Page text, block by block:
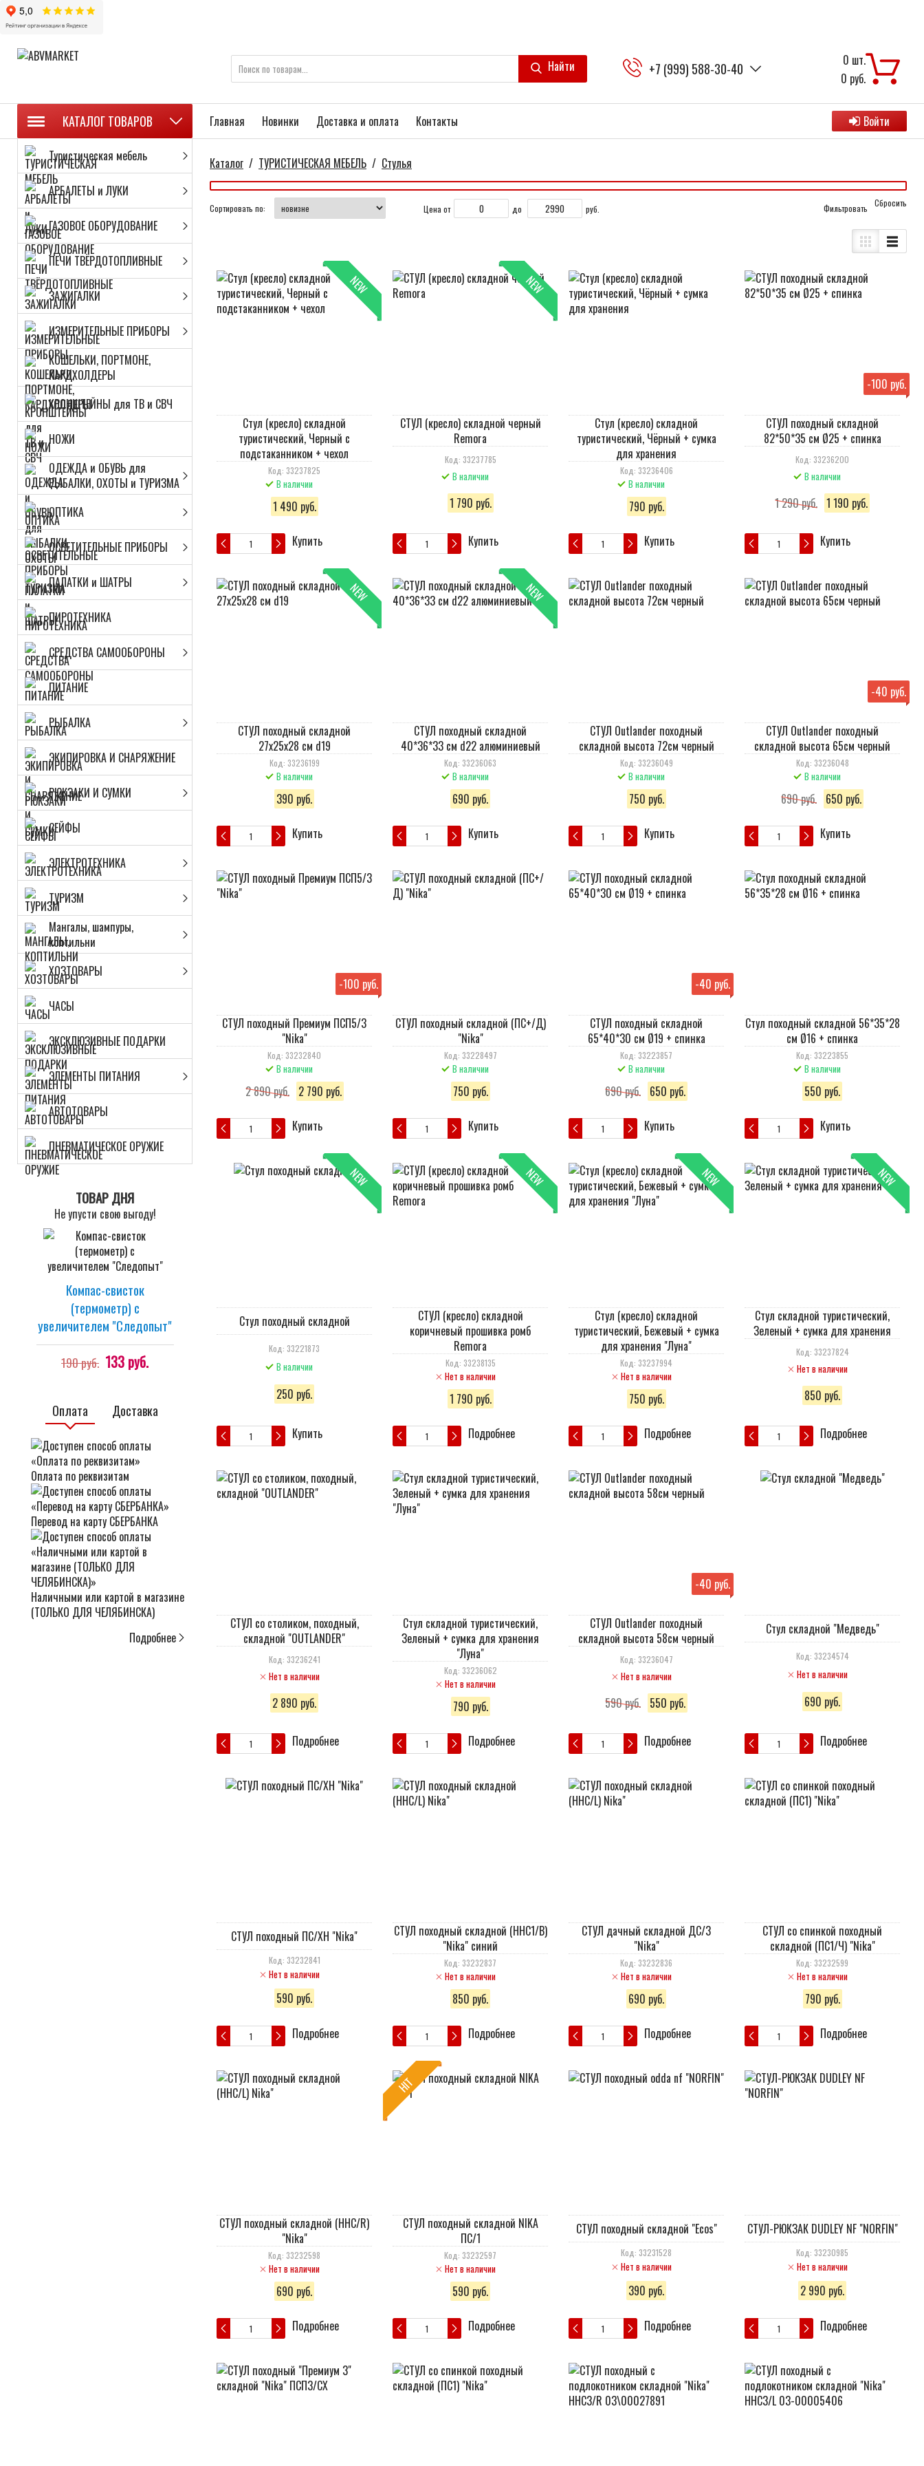
Найти +7 (999) 588-30-40 0 шт.
0 руб.
КАТАЛОГ ТОВАРОВ
Туристическая мебель
АРБАЛЕТЫ и ЛУКИ
ГАЗОВОЕ ОБОРУДОВАНИЕ
ПЕЧИ ТВЁРДОТОПЛИВНЫЕ
ЗАЖИГАЛКИ
ИЗМЕРИТЕЛЬНЫЕ ПРИБОРЫ
КОШЕЛЬКИ, ПОРТМОНЕ,
КАРДХОЛДЕРЫ
КРОНШТЕЙНЫ для ТВ и СВЧ
НОЖИ
ОДЕЖДА и ОБУВЬ для
РЫБАЛКИ, ОХОТЫ и ТУРИЗМА
ОПТИКА
ОСВЕТИТЕЛЬНЫЕ ПРИБОРЫ
ПАЛАТКИ и ШАТРЫ
ПИРОТЕХНИКА
СРЕДСТВА САМООБОРОНЫ
ПИТАНИЕ
РЫБАЛКА
ЭКИПИРОВКА И СНАРЯЖЕНИЕ
РЮКЗАКИ И СУМКИ
СЕЙФЫ
ЭЛЕКТРОТЕХНИКА
ТУРИЗМ
Мангалы, шампуры,
коптильни
ХОЗТОВАРЫ
ЧАСЫ
ЭКСКЛЮЗИВНЫЕ ПОДАРКИ
ЭЛЕМЕНТЫ ПИТАНИЯ
АВТОТОВАРЫ
ПНЕВМАТИЧЕСКОЕ ОРУЖИЕ
ТОВАР ДНЯ
Не упусти свою выгоду!
Компас-свисток
(термометр) с
увеличителем "Cледопыт"
190 руб. 133 руб.
Оплата Доставка
Оплата по реквизитам
Перевод на карту СБЕРБАНКА
Наличными или картой в магазине
(ТОЛЬКО ДЛЯ ЧЕЛЯБИНСКА)
Подробнее
Главная Новинки Доставка и оплата Контакты Войти
Каталог / ТУРИСТИЧЕСКАЯ МЕБЕЛЬ / Стулья
Сортировать по: Цена от до руб. Cбросить
NEW
Стул (кресло) складной
туристический, Черный с
подстаканником + чехол
Код: 33237825
В наличии
1 490 руб.
Купить
NEW
СТУЛ (кресло) складной черный
Remora
Код: 33237785
В наличии
1 790 руб.
Купить
Стул (кресло) складной
туристический, Чёрный + сумка
для хранения
Код: 33236406
В наличии
790 руб.
Купить
-100 руб.
СТУЛ походный складной
82*50*35 см Ø25 + спинка
Код: 33236200
В наличии
1 290 руб. 1 190 руб.
Купить
NEW
СТУЛ походный складной
27х25х28 см d19
Код: 33236199
В наличии
390 руб.
Купить
NEW
СТУЛ походный складной
40*36*33 см d22 алюминиевый
Код: 33236063
В наличии
690 руб.
Купить
СТУЛ Outlander походный
складной высота 72см черный
Код: 33236049
В наличии
750 руб.
Купить
-40 руб.
СТУЛ Outlander походный
складной высота 65см черный
Код: 33236048
В наличии
690 руб. 650 руб.
Купить
-100 руб.
СТУЛ походный Премиум ПСП5/3
"Nika"
Код: 33232840
В наличии
2 890 руб. 2 790 руб.
Купить
СТУЛ походный складной (ПС+/Д)
"Nika"
Код: 33228497
В наличии
750 руб.
Купить
-40 руб.
СТУЛ походный складной
65*40*30 см Ø19 + спинка
Код: 33223857
В наличии
690 руб. 650 руб.
Купить
Стул походный складной 56*35*28
см Ø16 + спинка
Код: 33223855
В наличии
550 руб.
Купить
NEW
Стул походный складной
Код: 33221873
В наличии
250 руб.
Купить
NEW
СТУЛ (кресло) складной
коричневый прошивка ромб
Remora
Код: 33238135
Нет в наличии
1 790 руб.
Подробнее
NEW
Стул (кресло) складной
туристический, Бежевый + сумка
для хранения "Луна"
Код: 33237994
Нет в наличии
750 руб.
Подробнее
NEW
Стул складной туристический,
Зеленый + сумка для хранения
Код: 33237824
Нет в наличии
850 руб.
Подробнее
СТУЛ со столиком, походный,
складной "OUTLANDER"
Код: 33236241
Нет в наличии
2 890 руб.
Подробнее
Стул складной туристический,
Зеленый + сумка для хранения
"Луна"
Код: 33236062
Нет в наличии
790 руб.
Подробнее
-40 руб.
СТУЛ Outlander походный
складной высота 58см черный
Код: 33236047
Нет в наличии
590 руб. 550 руб.
Подробнее
Стул складной "Медведь"
Код: 33234574
Нет в наличии
690 руб.
Подробнее
СТУЛ походный ПС/ХН "Nika"
Код: 33232841
Нет в наличии
590 руб.
Подробнее
СТУЛ походный складной (ННС1/B)
"Nika" синий
Код: 33232837
Нет в наличии
850 руб.
Подробнее
СТУЛ дачный складной ДС/3
"Nika"
Код: 33232836
Нет в наличии
690 руб.
Подробнее
СТУЛ со спинкой походный
складной (ПС1/Ч) "Nika"
Код: 33232599
Нет в наличии
790 руб.
Подробнее
СТУЛ походный складной (ННС/R)
"Nika"
Код: 33232598
Нет в наличии
690 руб.
Подробнее
HIT
СТУЛ походный складной NIKA
ПС/1
Код: 33232597
Нет в наличии
590 руб.
Подробнее
СТУЛ походный складной "Ecos"
Код: 33231528
Нет в наличии
390 руб.
Подробнее
СТУЛ-РЮКЗАК DUDLEY NF "NORFIN"
Код: 33230985
Нет в наличии
2 990 руб.
Подробнее